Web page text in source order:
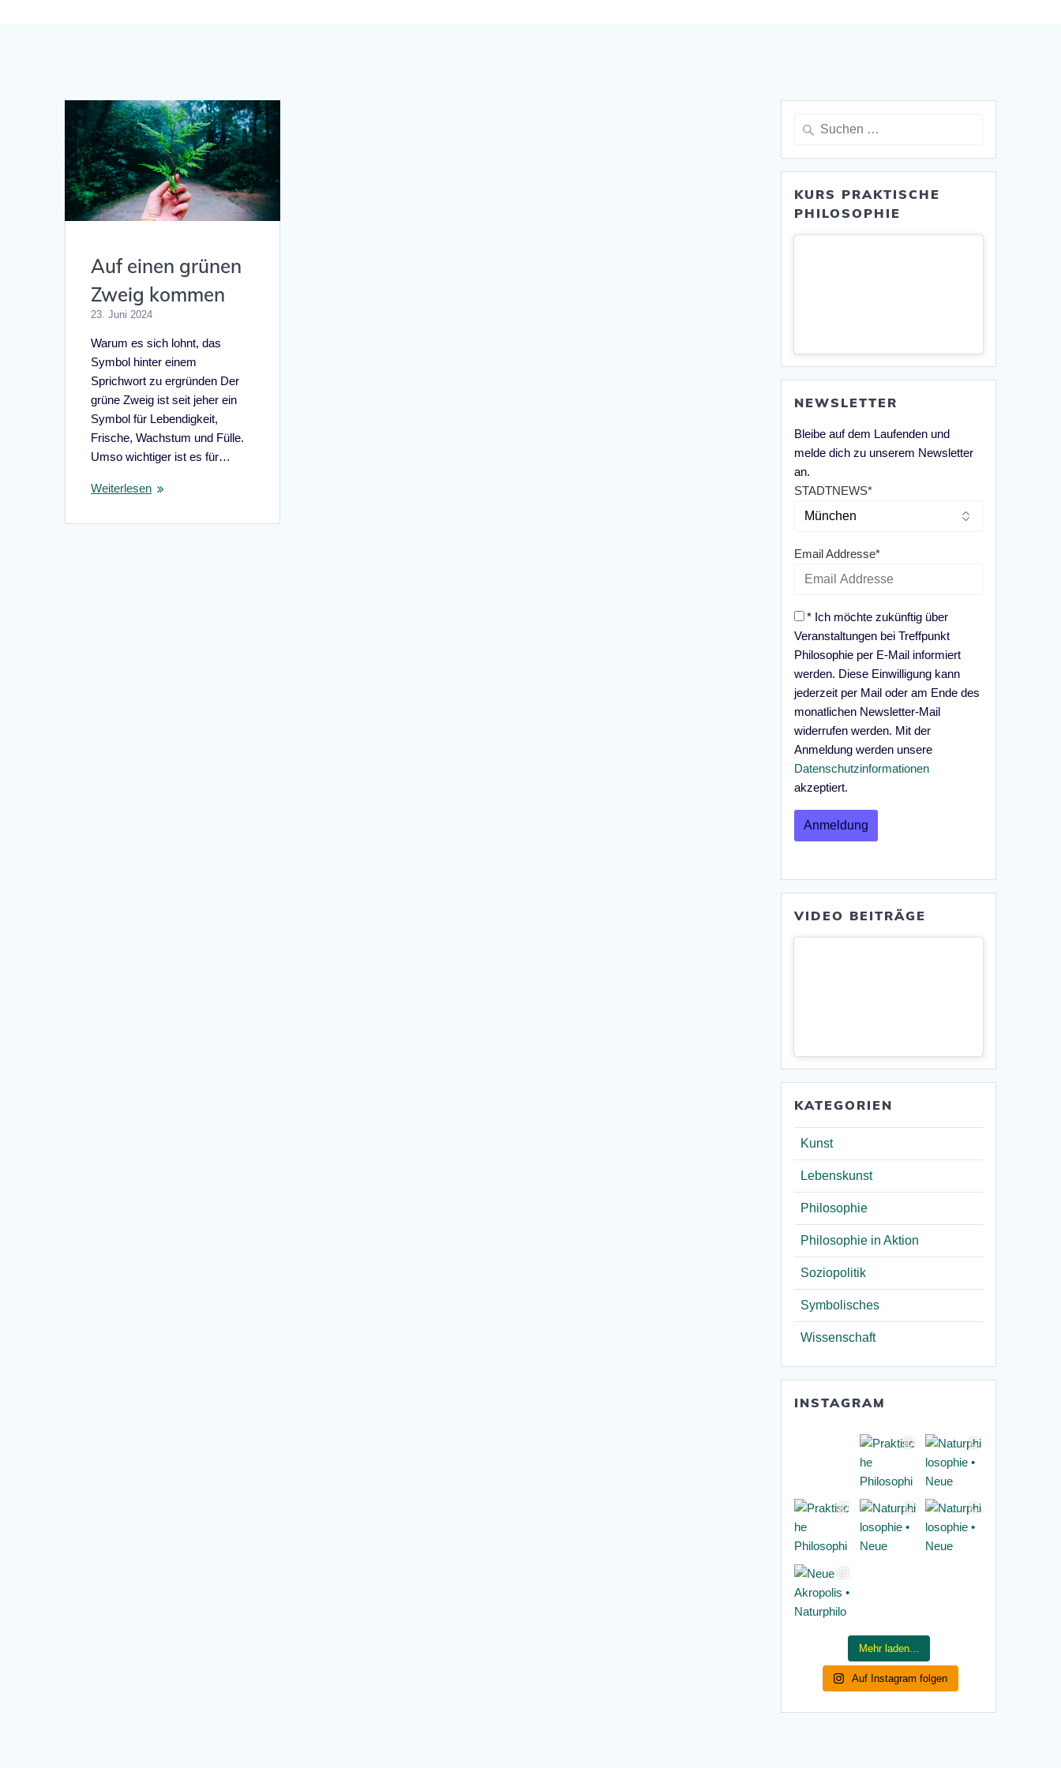
Auf einen grünen
Zweig kommen
23. Juni 2024
Warum es sich lohnt, das
Symbol hinter einem
Sprichwort zu ergründen Der
grüne Zweig ist seit jeher ein
Symbol für Lebendigkeit,
Frische, Wachstum und Fülle.
Umso wichtiger ist es für…
Weiterlesen
Suche
KURS PRAKTISCHE
PHILOSOPHIE
NEWSLETTER
Bleibe auf dem Laufenden und
melde dich zu unserem Newsletter
an.
STADTNEWS*
Email Addresse*
* Ich möchte zukünftig über
Veranstaltungen bei Treffpunkt
Philosophie per E-Mail informiert
werden. Diese Einwilligung kann
jederzeit per Mail oder am Ende des
monatlichen Newsletter-Mail
widerrufen werden. Mit der
Anmeldung werden unsere
Datenschutzinformationen
akzeptiert.
VIDEO BEITRÄGE
KATEGORIEN
Kunst
Lebenskunst
Philosophie
Philosophie in Aktion
Soziopolitik
Symbolisches
Wissenschaft
INSTAGRAM
Mehr laden...
Auf Instagram folgen